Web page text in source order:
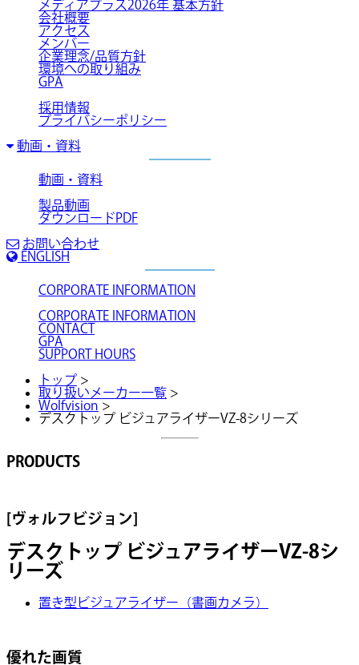
メディアプラス2026年 基本方針
会社概要
アクセス
メンバー
企業理念/品質方針
環境への取り組み
GPA
採用情報
プライバシーポリシー
動画・資料
動画・資料
製品動画
ダウンロードPDF
お問い合わせ
ENGLISH
CORPORATE INFORMATION
CORPORATE INFORMATION
CONTACT
GPA
SUPPORT HOURS
トップ >
取り扱いメーカー一覧 >
Wolfvision >
デスクトップ ビジュアライザーVZ-8シリーズ
PRODUCTS
[ヴォルフビジョン]
デスクトップ ビジュアライザーVZ-8シ
リーズ
置き型ビジュアライザー（書画カメラ）
優れた画質